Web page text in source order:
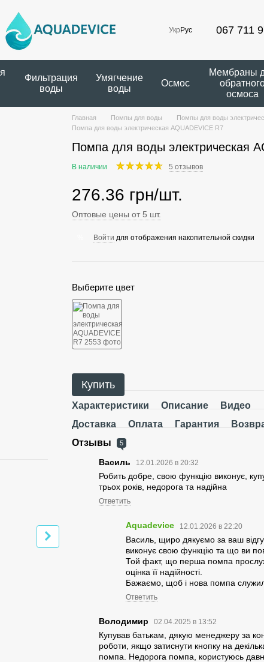
Укр Рус 067 711
Фильтрация
воды
Умягчение
воды
Осмос
Мембраны
осмоса
Вместе дешевле
Переходник на помпы для
778.96 грн 819.96 грн Купить
Главная Помпы для воды Помпы для воды
Помпа для воды электрическая AQUADEVICE R7
Помпа для воды электрическая
В наличии 5 отзывов
276.36 грн/шт.
Оптовые цены от 5 шт.
Войти для отображения накопительной скидки
Выберите цвет
Купить
Характеристики Описание
Видео
Доставка
Оплата Гарантия
Отзывы
5
Василь 12.01.2026 в 20:32
Робить добре, свою функцію виконує,
трьох років, недорога та надійна
Ответить
Aquadevice 12.01.2026 в 22:20
Василь, щиро дякуємо за ваш
виконує свою функцію та що ви
Той факт, що перша помпа
оцінка її надійності.
Бажаємо, щоб і нова помпа
Ответить
Володимир 02.04.2025 в 13:52
Купував батькам, дякую менеджеру за
роботи, якщо затиснути кнопку на
помпа. Недорога помпа, користуюсь